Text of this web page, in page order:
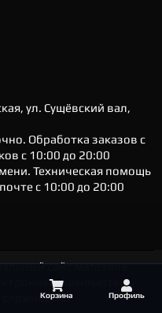
Корзина Профиль
ул. Сущёвский вал,
Обработка заказов с
с 10:00 до 20:00
Техническая помощь
с 10:00 до 20:00
сайт магазина
Компьютеры